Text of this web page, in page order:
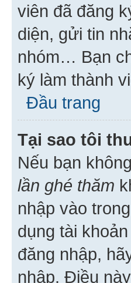
viên đã đăng
diện, gửi tin
nhóm… Bạn
ký làm thành
Đầu trang
Tại sao tôi
Nếu bạn
lần ghé thăm
nhập vào
dụng tài
đăng nhập,
nhập. Điều